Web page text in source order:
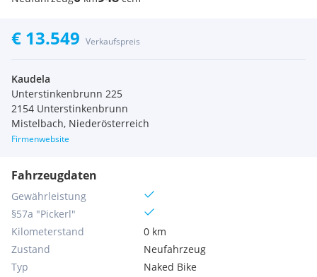
€ 13.549 Verkaufspreis
Kaudela
Unterstinkenbrunn 225
2154 Unterstinkenbrunn
Mistelbach, Niederösterreich
Firmenwebsite
Fahrzeugdaten
Gewährleistung
§57a "Pickerl"
Kilometerstand
0 km
Zustand
Neufahrzeug
Typ
Naked Bike